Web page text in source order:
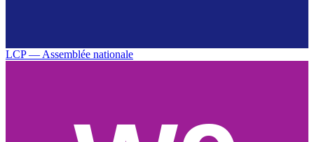
LCP — Assemblée nationale